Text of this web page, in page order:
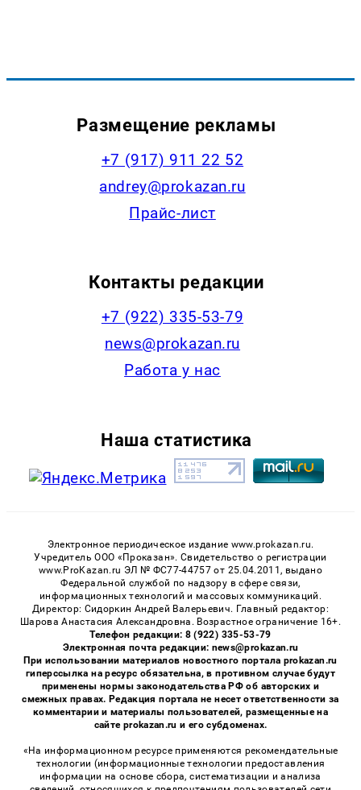
Размещение рекламы
+7 (917) 911 22 52
andrey@prokazan.ru
Прайс-лист
Контакты редакции
+7 (922) 335-53-79
news@prokazan.ru
Работа у нас
Наша статистика
Электронное периодическое издание www.prokazan.ru.
Учредитель ООО «Проказан». Cвидетельство о регистрации
www.ProKazan.ru ЭЛ № ФС77-44757 от 25.04.2011, выдано
Федеральной службой по надзору в сфере связи,
информационных технологий и массовых коммуникаций.
Директор: Сидоркин Андрей Валерьевич. Главный редактор:
Шарова Анастасия Александровна. Возрастное ограничение 16+.
Телефон редакции: 8 (922) 335-53-79
Электронная почта редакции: news@prokazan.ru
При использовании материалов новостного портала prokazan.ru
гиперссылка на ресурс обязательна, в противном случае будут
применены нормы законодательства РФ об авторских и
смежных правах. Редакция портала не несет ответственности за
комментарии и материалы пользователей, размещенные на
сайте prokazan.ru и его субдоменах.
«На информационном ресурсе применяются рекомендательные
технологии (информационные технологии предоставления
информации на основе сбора, систематизации и анализа